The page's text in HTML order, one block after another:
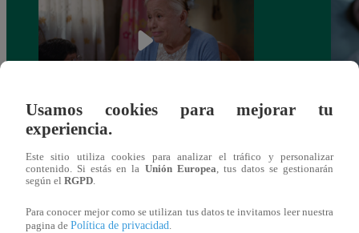
Valentina Valiente capítulo 43: ¡Dolores
toma una difícil decisión por el futuro de
sus nietos!
Usamos cookies para mejorar tu
experiencia.
Este sitio utiliza cookies para analizar el tráfico y personalizar
contenido. Si estás en la Unión Europea, tus datos se gestionarán
según el RGPD.
Para conocer mejor como se utilizan tus datos te invitamos leer nuestra
pagina de Política de privacidad.